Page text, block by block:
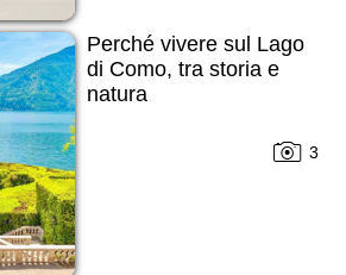
Perché vivere sul Lago
di Como, tra storia e
natura
3